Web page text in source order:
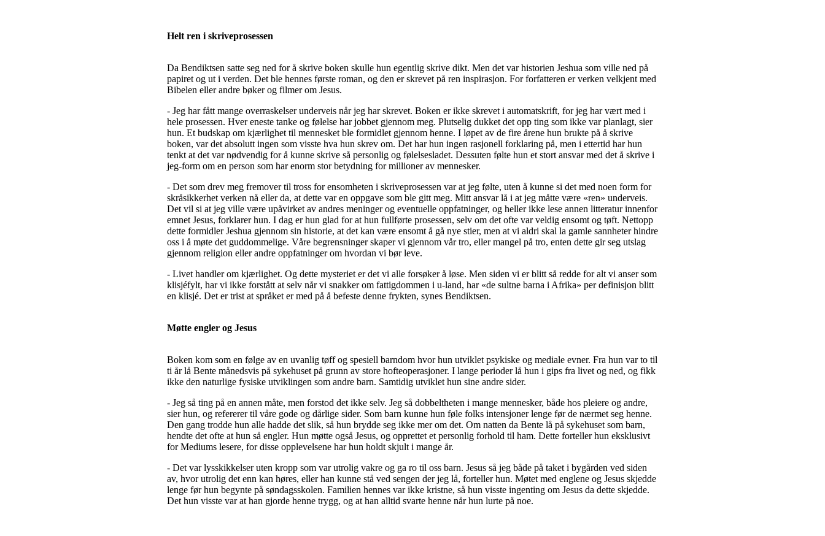
Helt ren i skriveprosessen
Da Bendiktsen satte seg ned for å skrive boken skulle hun egentlig skrive dikt. Men det var historien Jeshua som ville ned på
papiret og ut i verden. Det ble hennes første roman, og den er skrevet på ren inspirasjon. For forfatteren er verken velkjent med
Bibelen eller andre bøker og filmer om Jesus.
- Jeg har fått mange overraskelser underveis når jeg har skrevet. Boken er ikke skrevet i automatskrift, for jeg har vært med i
hele prosessen. Hver eneste tanke og følelse har jobbet gjennom meg. Plutselig dukket det opp ting som ikke var planlagt, sier
hun. Et budskap om kjærlighet til mennesket ble formidlet gjennom henne. I løpet av de fire årene hun brukte på å skrive
boken, var det absolutt ingen som visste hva hun skrev om. Det har hun ingen rasjonell forklaring på, men i ettertid har hun
tenkt at det var nødvendig for å kunne skrive så personlig og følelsesladet. Dessuten følte hun et stort ansvar med det å skrive i
jeg-form om en person som har enorm stor betydning for millioner av mennesker.
- Det som drev meg fremover til tross for ensomheten i skriveprosessen var at jeg følte, uten å kunne si det med noen form for
skråsikkerhet verken nå eller da, at dette var en oppgave som ble gitt meg. Mitt ansvar lå i at jeg måtte være «ren» underveis.
Det vil si at jeg ville være upåvirket av andres meninger og eventuelle oppfatninger, og heller ikke lese annen litteratur innenfor
emnet Jesus, forklarer hun. I dag er hun glad for at hun fullførte prosessen, selv om det ofte var veldig ensomt og tøft. Nettopp
dette formidler Jeshua gjennom sin historie, at det kan være ensomt å gå nye stier, men at vi aldri skal la gamle sannheter hindre
oss i å møte det guddommelige. Våre begrensninger skaper vi gjennom vår tro, eller mangel på tro, enten dette gir seg utslag
gjennom religion eller andre oppfatninger om hvordan vi bør leve.
- Livet handler om kjærlighet. Og dette mysteriet er det vi alle forsøker å løse. Men siden vi er blitt så redde for alt vi anser som
klisjéfylt, har vi ikke forstått at selv når vi snakker om fattigdommen i u-land, har «de sultne barna i Afrika» per definisjon blitt
en klisjé. Det er trist at språket er med på å befeste denne frykten, synes Bendiktsen.
Møtte engler og Jesus
Boken kom som en følge av en uvanlig tøff og spesiell barndom hvor hun utviklet psykiske og mediale evner. Fra hun var to til
ti år lå Bente månedsvis på sykehuset på grunn av store hofteoperasjoner. I lange perioder lå hun i gips fra livet og ned, og fikk
ikke den naturlige fysiske utviklingen som andre barn. Samtidig utviklet hun sine andre sider.
- Jeg så ting på en annen måte, men forstod det ikke selv. Jeg så dobbeltheten i mange mennesker, både hos pleiere og andre,
sier hun, og refererer til våre gode og dårlige sider. Som barn kunne hun føle folks intensjoner lenge før de nærmet seg henne.
Den gang trodde hun alle hadde det slik, så hun brydde seg ikke mer om det. Om natten da Bente lå på sykehuset som barn,
hendte det ofte at hun så engler. Hun møtte også Jesus, og opprettet et personlig forhold til ham. Dette forteller hun eksklusivt
for Mediums lesere, for disse opplevelsene har hun holdt skjult i mange år.
- Det var lysskikkelser uten kropp som var utrolig vakre og ga ro til oss barn. Jesus så jeg både på taket i bygården ved siden
av, hvor utrolig det enn kan høres, eller han kunne stå ved sengen der jeg lå, forteller hun. Møtet med englene og Jesus skjedde
lenge før hun begynte på søndagsskolen. Familien hennes var ikke kristne, så hun visste ingenting om Jesus da dette skjedde.
Det hun visste var at han gjorde henne trygg, og at han alltid svarte henne når hun lurte på noe.